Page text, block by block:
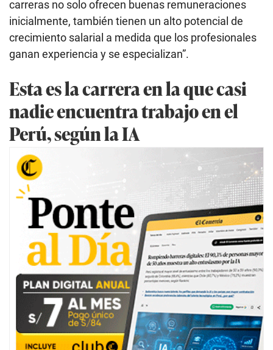
carreras no solo ofrecen buenas remuneraciones
inicialmente, también tienen un alto potencial de
crecimiento salarial a medida que los profesionales
ganan experiencia y se especializan”.
Esta es la carrera en la que casi
nadie encuentra trabajo en el
Perú, según la IA